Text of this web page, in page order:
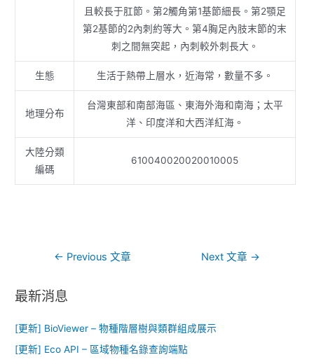
且較長于肛節。第2觸角第1基節細長。第2顎足
第2基節的2內刺約等大。第4胸足內肢末節的末
刺之間無突起，內刺較外刺長大。
生態 生活于熱帶上層水，近海常，數量不多。
地理分布
台灣東部和南部海區、東海外海和南海；太平
洋、印度洋和大西洋紅海。
大陸分類
編碼
610040020020010005
← Previous 文章 Next 文章 →
最新消息
[更新] BioViewer – 物種階層樹與類群組成展示
[更新] Eco API – 區域物種名錄查詢端點